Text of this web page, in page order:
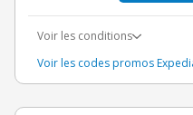
Voir les conditions
Voir les codes promos